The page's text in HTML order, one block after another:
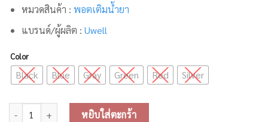
หมวดสินค้า : พอตเติมน้ำยา
แบรนด์/ผู้ผลิต : Uwell
Color
Black Blue Gray Green Red Silver
จำนวน Uwell Caliburn G3 Pod System ชิ้น
หยิบใส่ตะกร้า